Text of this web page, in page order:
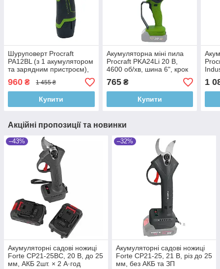
Шуруповерт Procraft
PA12BL (з 1 акумулятором
та зарядним пристроєм),
12 В, максимальний
крутний момент 30 Нм
960 ₴ 1 455 ₴
Купити
Акумуляторна міні пила
Procraft PKA24Li 20 В,
4600 об/хв, шина 6", крок
1/4"
765₴
Купити
з
1
Акційні пропозиції та новинки
–43%
Акумуляторні садові ножиці
Forte CP21-25BC, 20 В, до 25
мм, АКБ 2шт. × 2 А·год
–32%
Акумуляторні садові ножиці
Forte CP21-25, 21 В, різ до 25
мм, без АКБ та ЗП